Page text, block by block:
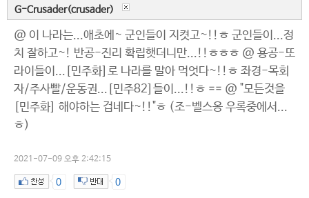
G-Crusader(crusader)
@ 이 나라는...애초에~ 군인들이 지켯고~!!ㅎ 군인들이...정
치 잘하고~! 반공-진리 확립햇더니만...!!ㅎㅎㅎ @ 용공-또
라이들이...[민주화]로 나라를 말아 먹엇다~!!ㅎ 좌경-목회
자/주사빨/운동권...[민주82]들이...!!ㅎ == @ "모든것을
[민주화] 해야하는 겁네다~!!"ㅎ (조-벨스옹 우록중에서...
ㅎ)
2021-07-09 오후 2:42:15
0 0